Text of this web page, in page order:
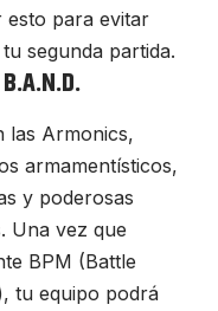
esto para evitar
segunda partida.
las Armonics,
armamentísticos,
y poderosas
Una vez que
BPM (Battle
tu equipo podrá